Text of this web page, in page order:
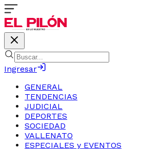
Ingresar
GENERAL
TENDENCIAS
JUDICIAL
DEPORTES
SOCIEDAD
VALLENATO
ESPECIALES y EVENTOS